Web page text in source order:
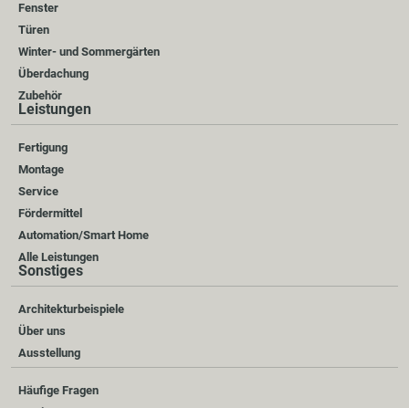
Fenster
Türen
Winter- und Sommergärten
Überdachung
Zubehör
Leistungen
Fertigung
Montage
Service
Fördermittel
Automation/Smart Home
Alle Leistungen
Sonstiges
Architekturbeispiele
Über uns
Ausstellung
Häufige Fragen